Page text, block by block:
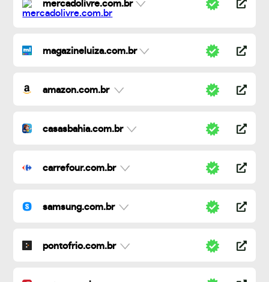
mercadolivre.com.br
magazineluiza.com.br
amazon.com.br
casasbahia.com.br
carrefour.com.br
samsung.com.br
pontofrio.com.br